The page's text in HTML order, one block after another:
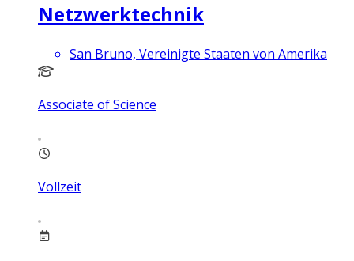
Netzwerktechnik
San Bruno, Vereinigte Staaten von Amerika
Associate of Science
Vollzeit